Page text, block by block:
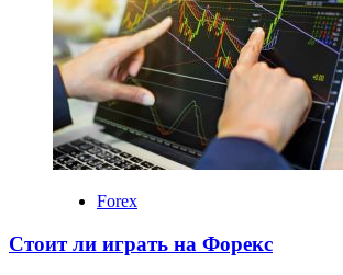
Forex
Стоит ли играть на Форекс